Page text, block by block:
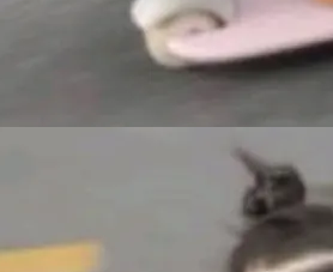
几乎不占资源。当 cel
S3 恢复 SQLite 数据
化的唯一真相...
Note 17、REDMI No
么是vivo X300 E这
Ultra / Z Fold8 /
7月22日发布，且全
Galaxy，它们本该
每一次编辑操作的版
Access 阶段。 De
landing page 最显
between com
之间写出来的。git
任何一次编辑：Delt
达 183 亿美元
博客（VC 分
季度业绩报告，Spac
。 与亚马逊、Alpha
agent；Muse Spark